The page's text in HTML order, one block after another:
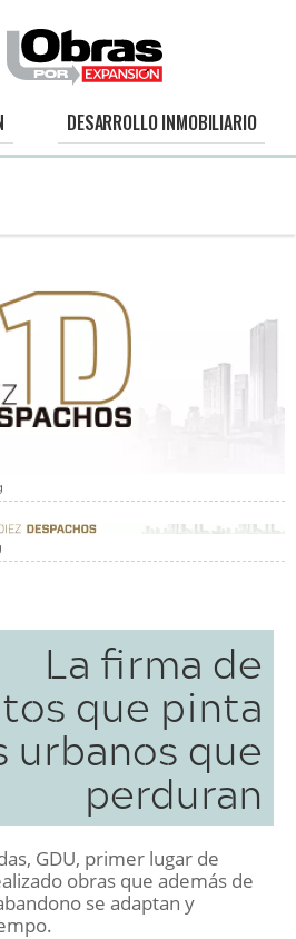
DESARROLLO INMOBILIARIO
La firma de
que pinta
urbanos que
perduran
GDU, primer lugar de
obras que además de
se adaptan y